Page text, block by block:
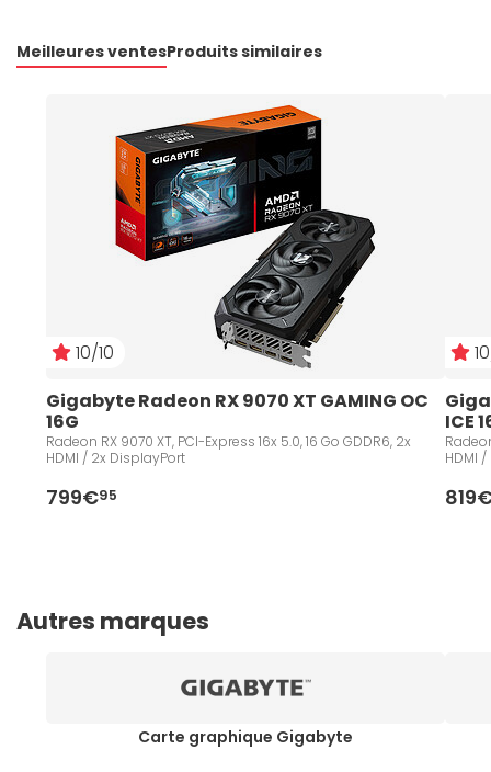
Meilleures ventesProduits similaires
10/10
Gigabyte Radeon RX 9070 XT GAMING OC
16G
Radeon RX 9070 XT, PCI-Express 16x 5.0, 16 Go GDDR6, 2x
HDMI / 2x DisplayPort
799€95
ICE
HDMI
Autres marques
Carte graphique Gigabyte